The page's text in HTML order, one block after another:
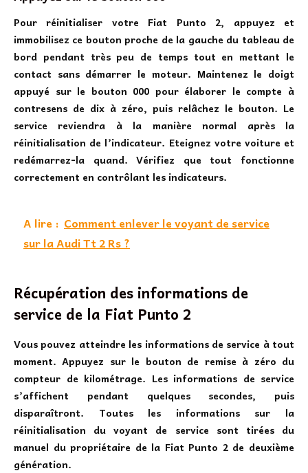
Pour réinitialiser votre Fiat Punto 2, appuyez et
immobilisez ce bouton proche de la gauche du tableau de
bord pendant très peu de temps tout en mettant le
contact sans démarrer le moteur. Maintenez le doigt
appuyé sur le bouton 000 pour élaborer le compte à
contresens de dix à zéro, puis relâchez le bouton. Le
service reviendra à la manière normal après la
réinitialisation de l’indicateur. Eteignez votre voiture et
redémarrez-la quand. Vérifiez que tout fonctionne
correctement en contrôlant les indicateurs.
A lire : Comment enlever le voyant de service
sur la Audi Tt 2 Rs ?
Récupération des informations de
service de la Fiat Punto 2
Vous pouvez atteindre les informations de service à tout
moment. Appuyez sur le bouton de remise à zéro du
compteur de kilométrage. Les informations de service
s’affichent pendant quelques secondes, puis
disparaîtront. Toutes les informations sur la
réinitialisation du voyant de service sont tirées du
manuel du propriétaire de la Fiat Punto 2 de deuxième
génération.